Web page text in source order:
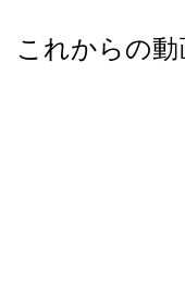
これからの動